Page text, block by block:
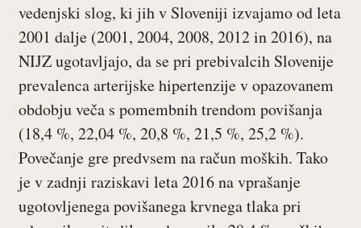
vedenjski slog, ki jih v Sloveniji izvajamo od leta
2001 dalje (2001, 2004, 2008, 2012 in 2016), na
NIJZ ugotavljajo, da se pri prebivalcih Slovenije
prevalenca arterijske hipertenzije v opazovanem
obdobju veča s pomembnih trendom povišanja
(18,4 %, 22,04 %, 20,8 %, 21,5 %, 25,2 %).
Povečanje gre predvsem na račun moških. Tako
je v zadnji raziskavi leta 2016 na vprašanje
ugotovljenega povišanega krvnega tlaka pri